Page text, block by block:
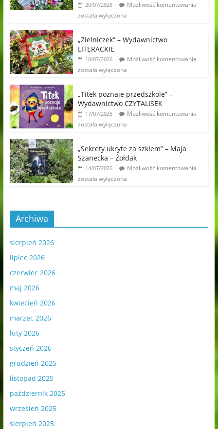
20/07/2026
Możliwość komentowania
została wyłączona
„Zielniczek” – Wydawnictwo
LITERACKIE
18/07/2026
Możliwość komentowania
została wyłączona
„Titek poznaje przedszkole” –
Wydawnictwo CZYTALISEK
17/07/2026
Możliwość komentowania
została wyłączona
„Sekrety ukryte za szkłem” – Maja
Szanecka – Żołdak
14/07/2026
Możliwość komentowania
została wyłączona
Archiwa
sierpień 2026
lipiec 2026
czerwiec 2026
maj 2026
kwiecień 2026
marzec 2026
luty 2026
styczeń 2026
grudzień 2025
listopad 2025
październik 2025
wrzesień 2025
sierpień 2025